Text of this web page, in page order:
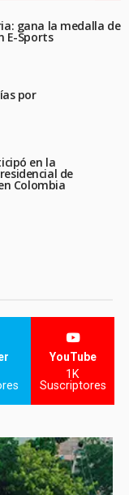
gana la medalla de
E-Sports
por
en la
de
Colombia
YouTube
1K
Suscriptores